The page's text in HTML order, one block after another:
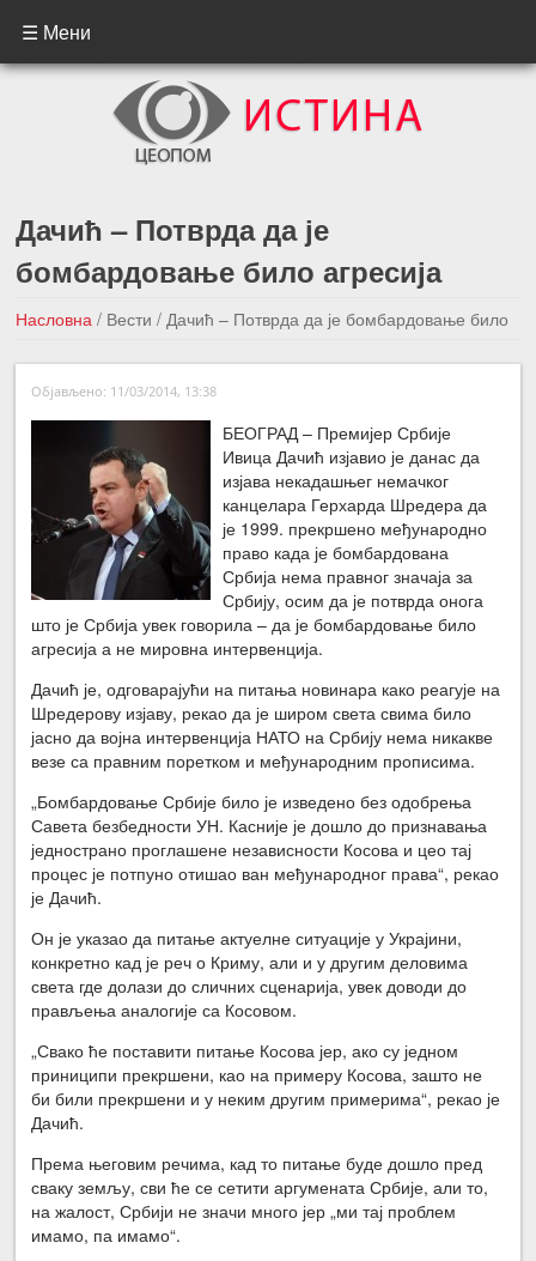
☰ Мени
Дачић – Потврда да је
бомбардовање било агресија
Насловна / Вести/ Дачић – Потврда да је бомбардовање било
агресија
←Претходна вест
Објављено: 11/03/2014, 13:38
БЕОГРАД – Премијер Србије
Ивица Дачић изјавио је данас да
изјава некадашњег немачког
канцелара Герхарда Шредера да
је 1999. прекршено међународно
право када је бомбардована
Србија нема правног значаја за
Србију, осим да је потврда онога
што је Србија увек говорила – да је бомбардовање било
агресија а не мировна интервенција.
Дачић је, одговарајући на питања новинара како реагује на
Шредерову изјаву, рекао да је широм света свима било
јасно да војна интервенција НАТО на Србију нема никакве
везе са правним поретком и међународним прописима.
„Бомбардовање Србије било је изведено без одобрења
Савета безбедности УН. Касније је дошло до признавања
једнострано проглашене независности Косова и цео тај
процес је потпуно отишао ван међународног права“, рекао
је Дачић.
Он је указао да питање актуелне ситуације у Украјини,
конкретно кад је реч о Криму, али и у другим деловима
света где долази до сличних сценарија, увек доводи до
прављења аналогије са Косовом.
„Свако ће поставити питање Косова јер, ако су једном
приниципи прекршени, као на примеру Косова, зашто не
би били прекршени и у неким другим примерима“, рекао је
Дачић.
Према његовим речима, кад то питање буде дошло пред
сваку земљу, сви ће се сетити аргумената Србије, али то,
на жалост, Србији не значи много јер „ми тај проблем
имамо, па имамо“.